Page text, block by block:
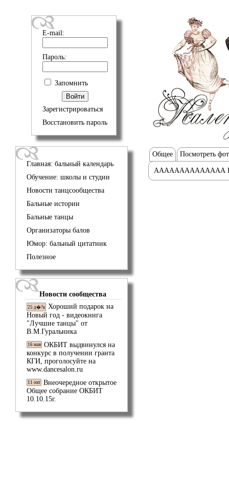
E-mail:
Пароль:
Запомнить
Зарегистрироваться
Восстановить пароль
Главная: бальный календарь
Обучение: школы и студии
Новости танцсообщества
Бальные истории
Бальные танцы
Организаторы балов
Юмор: бальный цитатник
Полезное
Новости сообщества
25 д�?к Хороший подарок на
Новый год - видеокнига
"Лучшие танцы" от
В.М.Гуральника
16 мая ОКБИТ выдвинулся на
конкурс в получении гранта
КГИ, проголосуйте на
www.dancesalon.ru
11 окт Внеочередное открытое
Общее собрание ОКБИТ
10.10.15г.
Общее Посмотреть
АААААААААААААА